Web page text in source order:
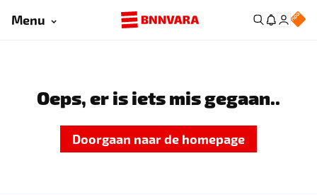
Menu
Oeps, er is iets mis gegaan..
Doorgaan naar de homepage